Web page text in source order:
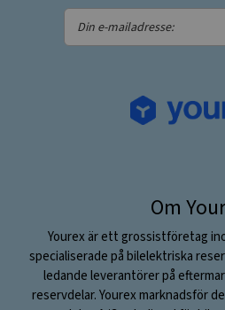
Din
e-
Om
Yourex är ett grossistföretag
specialiserade på bilelektriska
ledande leverantörer på
reservdelar. Yourex marknadsför